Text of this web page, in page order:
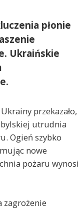
płonie
Ukraińskie
przekazało,
utrudnia
Ogień szybko
nowe
pożaru wynosi
zagrożenie